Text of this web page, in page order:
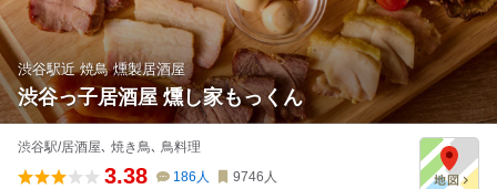
渋谷駅近 焼鳥 燻製居酒屋
渋谷っ子居酒屋 燻し家もっくん
渋谷駅/居酒屋､ 焼き鳥､ 鳥料理
3.38 186 人 9746 人